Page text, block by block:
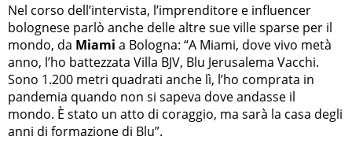
Nel corso dell’intervista, l’imprenditore e influencer
bolognese parlò anche delle altre sue ville sparse per il
mondo, da Miami a Bologna: “A Miami, dove vivo metà
anno, l’ho battezzata Villa BJV, Blu Jerusalema Vacchi.
Sono 1.200 metri quadrati anche lì, l’ho comprata in
pandemia quando non si sapeva dove andasse il
mondo. È stato un atto di coraggio, ma sarà la casa degli
anni di formazione di Blu”.